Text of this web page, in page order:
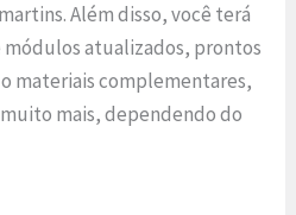
Além disso, você terá
módulos atualizados, prontos
materiais complementares,
mais, dependendo do